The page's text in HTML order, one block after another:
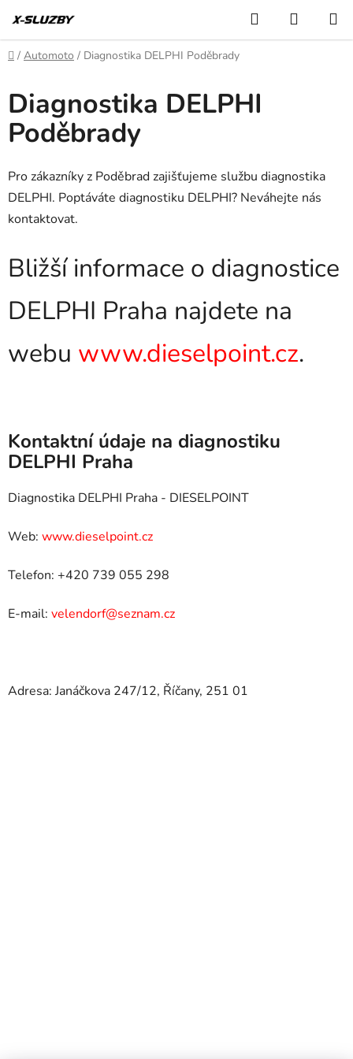
na
obsah
Hledat
KOŠÍK
Domů
/ Automoto / Diagnostika DELPHI Poděbrady
Diagnostika DELPHI
Poděbrady
Pro zákazníky z Poděbrad zajišťujeme službu diagnostika
DELPHI. Poptáváte diagnostiku DELPHI? Neváhejte nás
kontaktovat.
Bližší informace o diagnostice
DELPHI Praha najdete na
webu www.dieselpoint.cz.
Kontaktní údaje na diagnostiku
DELPHI Praha
Diagnostika DELPHI Praha - DIESELPOINT
Web: www.dieselpoint.cz
Telefon: +420 739 055 298
E-mail: velendorf@seznam.cz
Adresa: Janáčkova 247/12, Říčany, 251 01